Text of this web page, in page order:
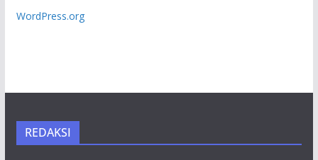
WordPress.org
REDAKSI